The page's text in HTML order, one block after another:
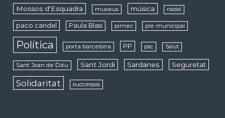
Mossos d'Esquadra museus música nadal
paco candel Paula Blasi pimec ple municipal
Política porta barcelona PP psc Salut
Sant Joan de Déu Sant Jordi Sardanes Seguretat
Solidaritat successos